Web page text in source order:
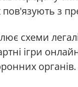
пов'язують з
схеми
ігри
органів.